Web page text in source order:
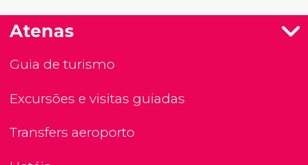
Atenas
Guia de turismo
Excursões e visitas guiadas
Transfers aeroporto